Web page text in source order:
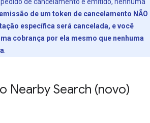
de um token de cancelamento NÃO
específica será cancelada, e você
cobrança por ela mesmo que nenhuma
Nearby Search (novo)